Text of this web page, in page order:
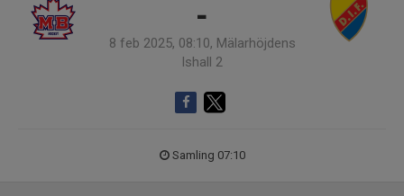
-
8 feb 2025, 08:10, Mälarhöjdens
Ishall 2
Samling 07:10